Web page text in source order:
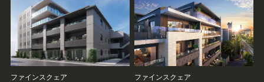
ファインスクェア
ファインスクェア